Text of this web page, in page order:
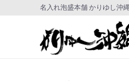
名入れ泡盛本舗 かりゆし沖縄